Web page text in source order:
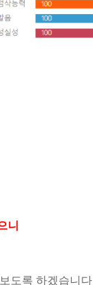
니
도록 하겠습니다